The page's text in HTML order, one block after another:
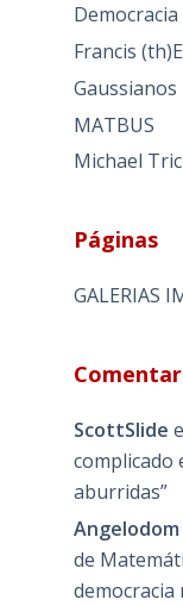
Francis
Gaussianos
MATBUS
Michael
Páginas
GALERIAS
ScottSlide
complicado
aburridas”
Angelodom
de